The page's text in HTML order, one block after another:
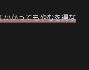
かかってもやむを得な